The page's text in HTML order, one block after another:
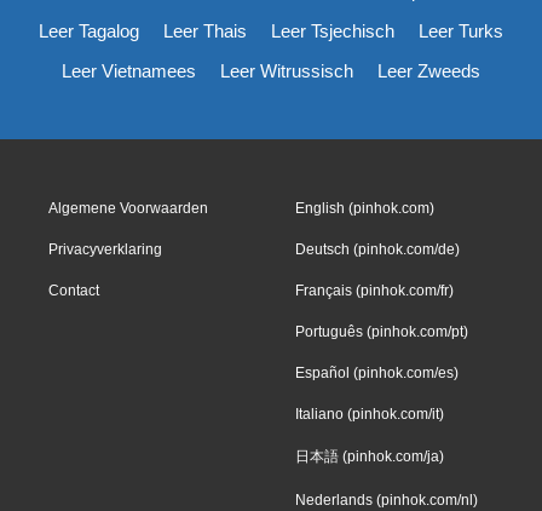
Leer Tagalog
Leer Thais Leer Tsjechisch
Leer Turks
Leer Vietnamees
Leer Witrussisch Leer Zweeds
Algemene Voorwaarden
Privacyverklaring
Contact
English (pinhok.com)
Deutsch (pinhok.com/de)
Français (pinhok.com/fr)
Português (pinhok.com/pt)
Español (pinhok.com/es)
Italiano (pinhok.com/it)
日本語 (pinhok.com/ja)
Nederlands (pinhok.com/nl)